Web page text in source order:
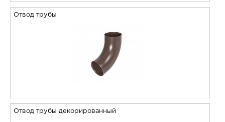
Отвод трубы
Отвод трубы декорированный